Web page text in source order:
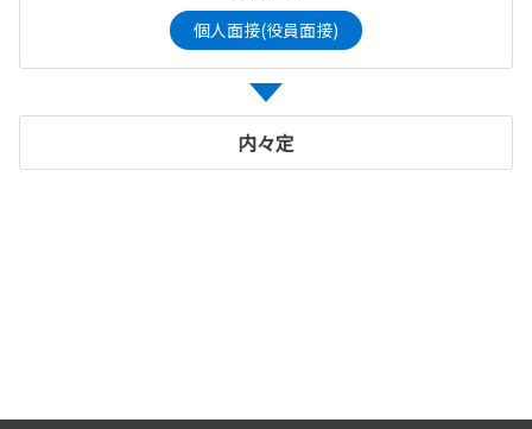
個人面接(役員面接)
内々定